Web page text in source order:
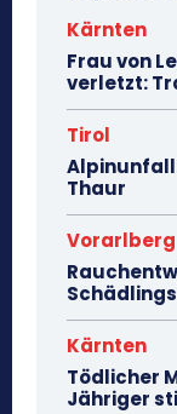
Kärnten
Frau von
verletzt:
Tirol
Thaur
Vorarlberg
Kärnten
Tödlicher
Jähriger